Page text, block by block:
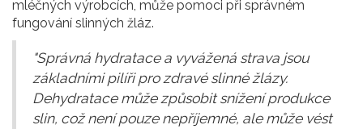
mléčných výrobcích, může pomoci při správném
fungování slinných žláz.
"Správná hydratace a vyvážená strava jsou
základními pilíři pro zdravé slinné žlázy.
Dehydratace může způsobit snížení produkce
slin, což není pouze nepříjemné, ale může vést